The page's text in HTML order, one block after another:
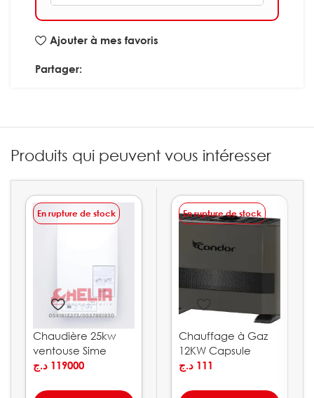
Ajouter à mes favoris
Partager:
Produits qui peuvent vous intéresser
En rupture de stock
Chaudière 25kw
ventouse Sime
Brava GO BF
119000 د.ج
En rupture de stock
Chauffage à Gaz
12KW Capsule
Condor
111 د.ج